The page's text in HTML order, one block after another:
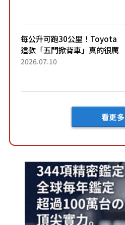
車？...
每公升可跑30公里！Toyota
這款「五門掀背車」真的很厲
害！ 擁有全長4.3公尺的「剛剛
2026.07.10
看更多